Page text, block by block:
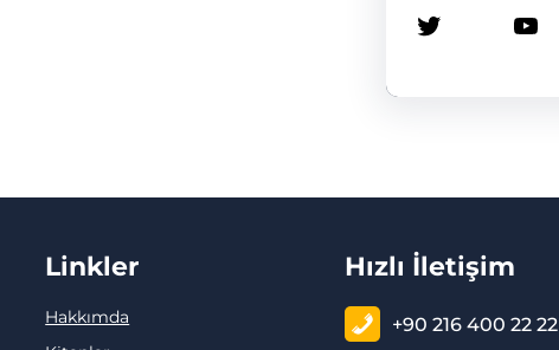
Twitter YouTube
Linkler
Hakkımda
Hızlı İletişim
+90 216 400 22 22